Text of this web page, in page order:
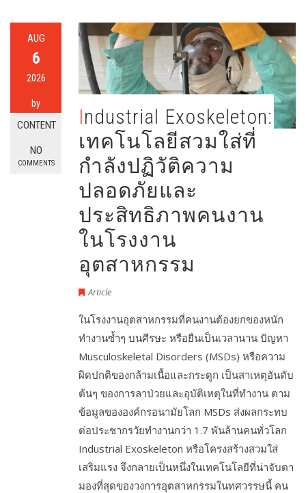
AUG
6
2026
by
CONTENT
NO
COMMENTS
Industrial Exoskeleton:
เทคโนโลยีสวมใส่ที่
กำลังปฏิวัติความ
ปลอดภัยและ
ประสิทธิภาพคนงาน
ในโรงงาน
อุตสาหกรรม
Article
ในโรงงานอุตสาหกรรมที่คนงานต้องยกของหนัก
ทำงานซ้ำๆ บนศีรษะ หรือยืนเป็นเวลานาน ปัญหา
Musculoskeletal Disorders (MSDs) หรือความ
ผิดปกติของกล้ามเนื้อและกระดูก เป็นสาเหตุอันดับ
ต้นๆ ของการลาป่วยและอุบัติเหตุในที่ทำงาน ตาม
ข้อมูลขององค์กรอนามัยโลก MSDs ส่งผลกระทบ
ต่อประชากรวัยทำงานกว่า 1.7 พันล้านคนทั่วโลก
Industrial Exoskeleton หรือโครงสร้างสวมใส่
เสริมแรง จึงกลายเป็นหนึ่งในเทคโนโลยีที่น่าจับตา
มองที่สุดของวงการอุตสาหกรรมในทศวรรษนี้ คน